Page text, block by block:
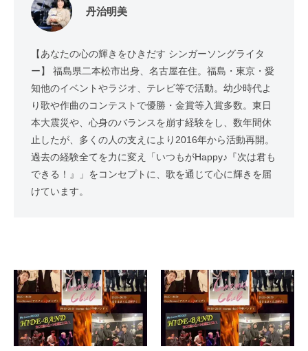
丹治明美
【あなたの心の輝きをひきだす シンガーソングライタ
ー】 福島県二本松市出身、名古屋在住。福島・東京・愛
知他のイベントやラジオ、テレビ等で活動。幼少時代よ
り歌や作曲のコンテストで優勝・金賞等入賞多数。東日
本大震災や、心身のバランスを崩す経験をし、数年間休
止したが、多くの人の支えにより2016年から活動再開。
過去の経験全てを力に変え「いつもがHappy♪『次は君も
できる！』」をコンセプトに、歌を通じて心に輝きを届
けています。